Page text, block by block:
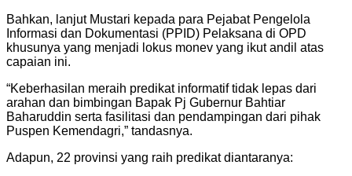
Bahkan, lanjut Mustari kepada para Pejabat Pengelola
Informasi dan Dokumentasi (PPID) Pelaksana di OPD
khusunya yang menjadi lokus monev yang ikut andil atas
capaian ini.
“Keberhasilan meraih predikat informatif tidak lepas dari
arahan dan bimbingan Bapak Pj Gubernur Bahtiar
Baharuddin serta fasilitasi dan pendampingan dari pihak
Puspen Kemendagri,” tandasnya.
Adapun, 22 provinsi yang raih predikat diantaranya: